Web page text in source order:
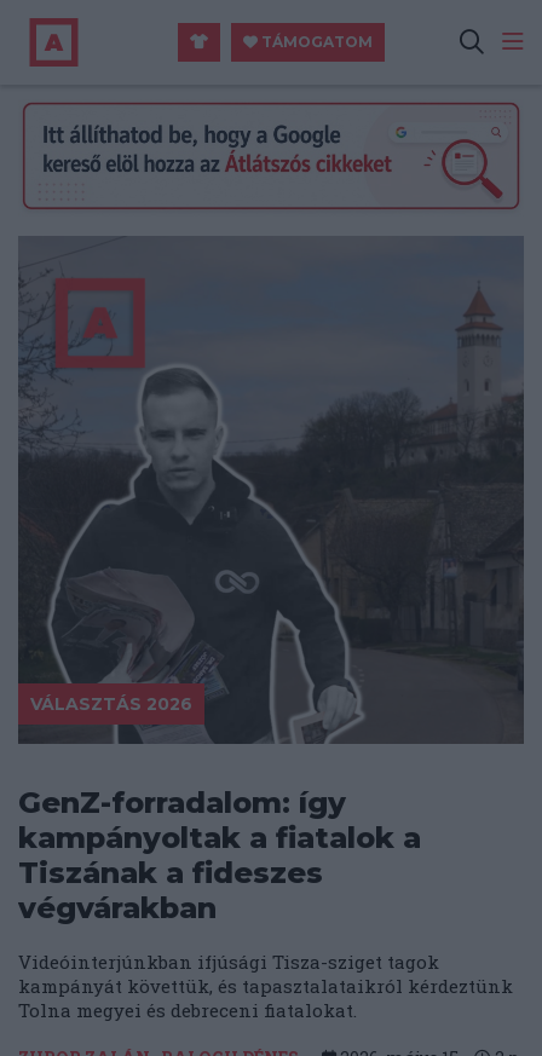
TÁMOGATOM
VÁLASZTÁS 2026
GenZ-forradalom: így
kampányoltak a fiatalok a
Tiszának a fideszes
végvárakban
Videóinterjúnkban ifjúsági Tisza-sziget tagok
kampányát követtük, és tapasztalataikról kérdeztünk
Tolna megyei és debreceni fiatalokat.